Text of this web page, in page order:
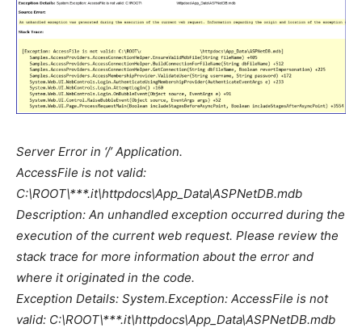
Server Error in ‘/’ Application.
AccessFile is not valid:
C:\ROOT\***.it\httpdocs\App_Data\ASPNetDB.mdb
Description: An unhandled exception occurred during the
execution of the current web request. Please review the
stack trace for more information about the error and
where it originated in the code.
Exception Details: System.Exception: AccessFile is not
valid: C:\ROOT\***.it\httpdocs\App_Data\ASPNetDB.mdb